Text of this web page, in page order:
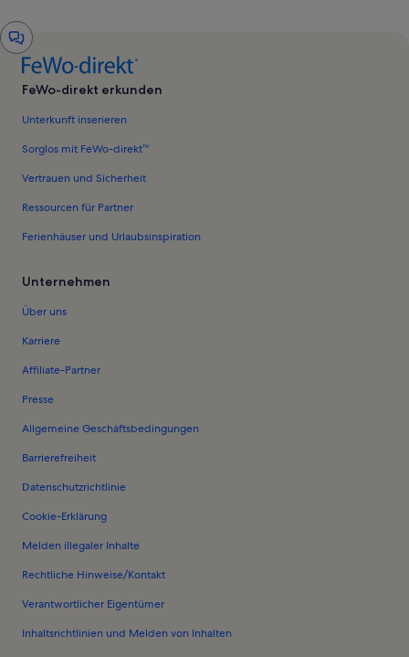
Chat-
Fenster
FeWo-direkt erkunden
Unterkunft inserieren
Sorglos mit FeWo-direkt™
Vertrauen und Sicherheit
Ressourcen für Partner
Ferienhäuser und Urlaubsinspiration
Unternehmen
Über uns
Karriere
Affiliate-Partner
Presse
Allgemeine Geschäftsbedingungen
Barrierefreiheit
Datenschutzrichtlinie
Cookie-Erklärung
Melden illegaler Inhalte
Rechtliche Hinweise/Kontakt
Verantwortlicher Eigentümer
Inhaltsrichtlinien und Melden von Inhalten